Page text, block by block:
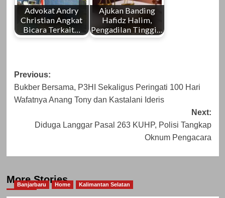
Advokat Andry
Christian Angkat
Bicara Terkait…
Ajukan Banding
Hafidz Halim,
Pengadilan Tinggi…
Post
navigation
Previous:
Bukber Bersama, P3HI Sekaligus Peringati 100 Hari
Wafatnya Anang Tony dan Kastalani Ideris
Next:
Diduga Langgar Pasal 263 KUHP, Polisi Tangkap
Oknum Pengacara
More Stories
Banjarbaru Home Kalimantan Selatan